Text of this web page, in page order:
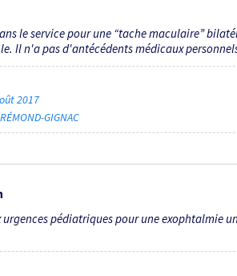
le service pour une “tache maculaire”
Il n'a pas d'antécédents médicaux
2017
GIGNAC
urgences pédiatriques pour une exophtalmie